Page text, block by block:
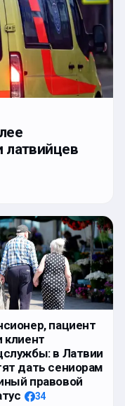
латвийцев
пациент
клиент
в Латвии
дать сениорам
правовой
34